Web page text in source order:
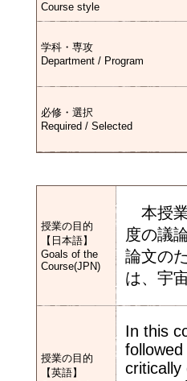
Course style
学科・専攻
Department / Program
必修・選択
Required / Selected
授業の目的
【日本語】
Goals of the
Course(JPN)
本授業
度の議
論文の
は、宇
授業の目的
【英語】
In this
critically